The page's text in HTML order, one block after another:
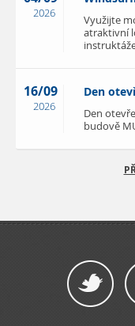
2026
Využijte
atraktivní
16/09
2026
Den
Den
budově